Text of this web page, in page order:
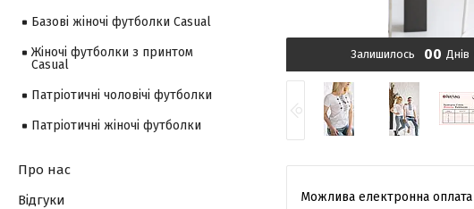
Залишилось 00 Днів
Базові жіночі футболки Casual
Жіночі футболки з принтом
Casual
Патріотичні чоловічі футболки
Патріотичні жіночі футболки
Про нас
Відгуки